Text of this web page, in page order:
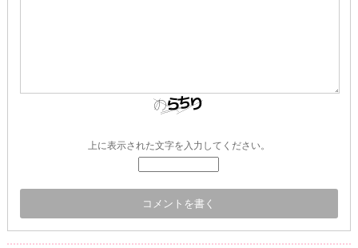
上に表示された文字を入力してください。